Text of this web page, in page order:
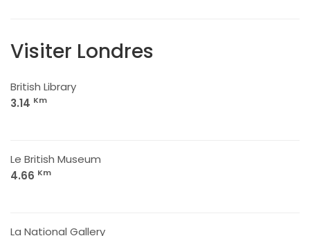
Visiter Londres
British Library
3.14 Km
Le British Museum
4.66 Km
La National Gallery